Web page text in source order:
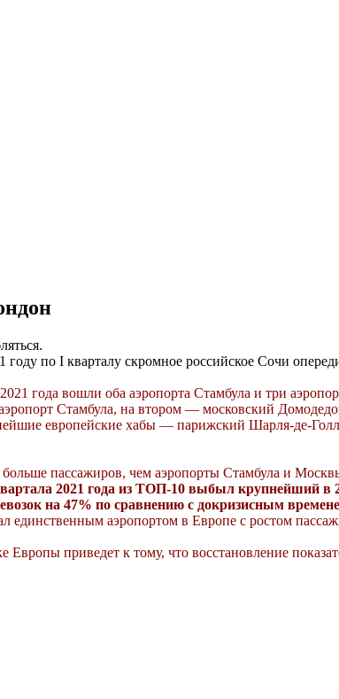
году по I кварталу скромное российское Сочи
года вошли оба аэропорта Стамбула и три
Стамбула, на втором — московский
европейские хабы — парижский Шарля-де-
больше пассажиров, чем аэропорты Стамбула и
2021 года из ТОП-10 выбыл крупнейший в
на 47% по сравнению с докризисным
единственным аэропортом в Европе с ростом
приведет к тому, что восстановление